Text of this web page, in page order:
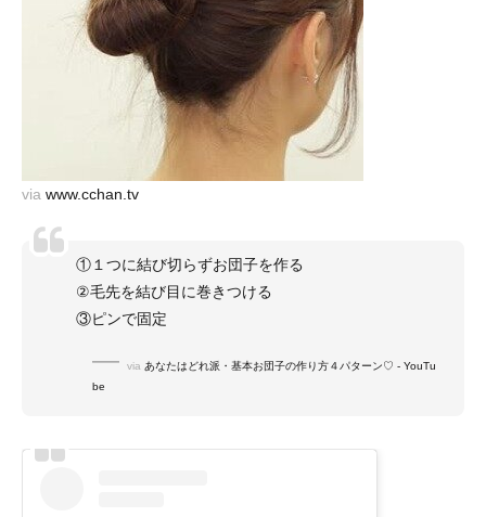
via www.cchan.tv
①１つに結び切らずお団子を作る
②毛先を結び目に巻きつける
③ピンで固定
via あなたはどれ派・基本お団子の作り方４パターン♡ - YouTu
be